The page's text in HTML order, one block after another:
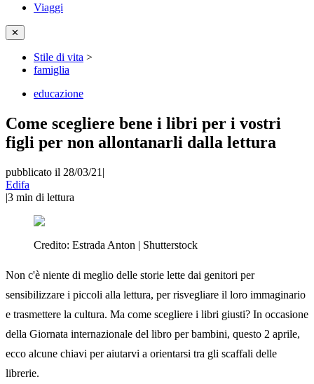
Viaggi
✕
Stile di vita >
famiglia
educazione
Come scegliere bene i libri per i vostri
figli per non allontanarli dalla lettura
pubblicato il 28/03/21 |
Edifa
|3 min di lettura
Credito: Estrada Anton | Shutterstock
Non c'è niente di meglio delle storie lette dai genitori per
sensibilizzare i piccoli alla lettura, per risvegliare il loro immaginario
e trasmettere la cultura. Ma come scegliere i libri giusti? In occasione
della Giornata internazionale del libro per bambini, questo 2 aprile,
ecco alcune chiavi per aiutarvi a orientarsi tra gli scaffali delle
librerie.